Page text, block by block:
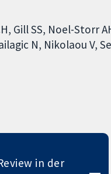
Gill SS Noel-Storr
N Nikolaou V
in der